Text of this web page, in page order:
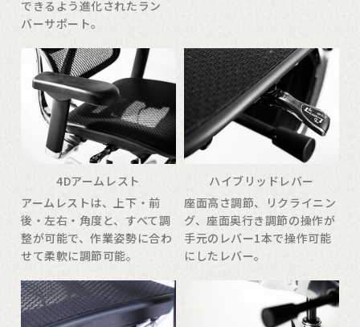
できるよう進化されたラン
バーサポート。
4Dアームレスト
アームレストは、上下・前
後・左右・角度と、すべて調
整が可能で、作業姿勢に合わ
せて柔軟に調節可能。
ハイブリッドレバー
座面高さ調節、リクライニン
グ、座面奥行き調節の操作が
手元のレバー1本で操作可能
にしたレバー。